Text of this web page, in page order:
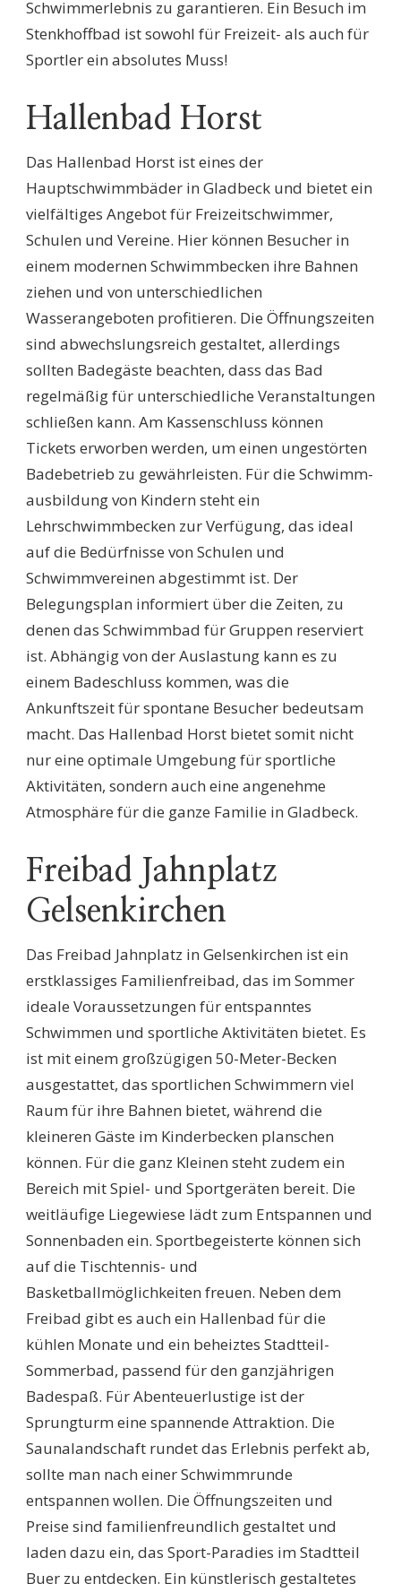
Schwimmerlebnis zu garantieren. Ein Besuch im
Stenkhoffbad ist sowohl für Freizeit- als auch für
Sportler ein absolutes Muss!
Hallenbad Horst
Das Hallenbad Horst ist eines der
Hauptschwimmbäder in Gladbeck und bietet ein
vielfältiges Angebot für Freizeitschwimmer,
Schulen und Vereine. Hier können Besucher in
einem modernen Schwimmbecken ihre Bahnen
ziehen und von unterschiedlichen
Wasserangeboten profitieren. Die Öffnungszeiten
sind abwechslungsreich gestaltet, allerdings
sollten Badegäste beachten, dass das Bad
regelmäßig für unterschiedliche Veranstaltungen
schließen kann. Am Kassenschluss können
Tickets erworben werden, um einen ungestörten
Badebetrieb zu gewährleisten. Für die Schwimm-
ausbildung von Kindern steht ein
Lehrschwimmbecken zur Verfügung, das ideal
auf die Bedürfnisse von Schulen und
Schwimmvereinen abgestimmt ist. Der
Belegungsplan informiert über die Zeiten, zu
denen das Schwimmbad für Gruppen reserviert
ist. Abhängig von der Auslastung kann es zu
einem Badeschluss kommen, was die
Ankunftszeit für spontane Besucher bedeutsam
macht. Das Hallenbad Horst bietet somit nicht
nur eine optimale Umgebung für sportliche
Aktivitäten, sondern auch eine angenehme
Atmosphäre für die ganze Familie in Gladbeck.
Freibad Jahnplatz
Gelsenkirchen
Das Freibad Jahnplatz in Gelsenkirchen ist ein
erstklassiges Familienfreibad, das im Sommer
ideale Voraussetzungen für entspanntes
Schwimmen und sportliche Aktivitäten bietet. Es
ist mit einem großzügigen 50-Meter-Becken
ausgestattet, das sportlichen Schwimmern viel
Raum für ihre Bahnen bietet, während die
kleineren Gäste im Kinderbecken planschen
können. Für die ganz Kleinen steht zudem ein
Bereich mit Spiel- und Sportgeräten bereit. Die
weitläufige Liegewiese lädt zum Entspannen und
Sonnenbaden ein. Sportbegeisterte können sich
auf die Tischtennis- und
Basketballmöglichkeiten freuen. Neben dem
Freibad gibt es auch ein Hallenbad für die
kühlen Monate und ein beheiztes Stadtteil-
Sommerbad, passend für den ganzjährigen
Badespaß. Für Abenteuerlustige ist der
Sprungturm eine spannende Attraktion. Die
Saunalandschaft rundet das Erlebnis perfekt ab,
sollte man nach einer Schwimmrunde
entspannen wollen. Die Öffnungszeiten und
Preise sind familienfreundlich gestaltet und
laden dazu ein, das Sport-Paradies im Stadtteil
Buer zu entdecken. Ein künstlerisch gestaltetes